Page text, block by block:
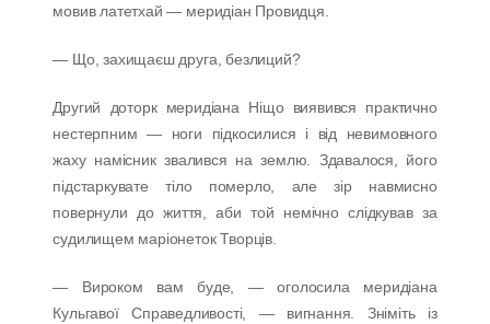
мовив латетхай — меридіан Провидця.
— Що, захищаєш друга, безлиций?
Другий доторк меридіана Ніщо виявився практично
нестерпним — ноги підкосилися і від невимовного
жаху намісник звалився на землю. Здавалося, його
підстаркувате тіло померло, але зір навмисно
повернули до життя, аби той немічно слідкував за
судилищем маріонеток Творців.
— Вироком вам буде, — оголосила меридіана
Кульгавої Справедливості, — вигнання. Зніміть із